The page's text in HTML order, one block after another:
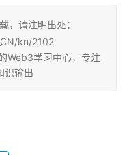
，请注明出处：
kn/2102
Web3学习中心，专注
识输出